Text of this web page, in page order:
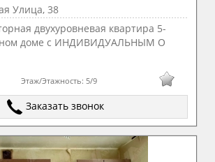
Улица, 38
двухуровневая квартира 5-
доме с ИНДИВИДУАЛЬНЫМ О
Этаж/Этажность:5/9
Заказать звонок